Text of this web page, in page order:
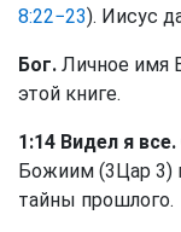
8:22−23). Иисус
Бог. Личное имя
этой книге.
1:14 Видел я все.
Божиим (3Цар 3)
тайны прошлого.